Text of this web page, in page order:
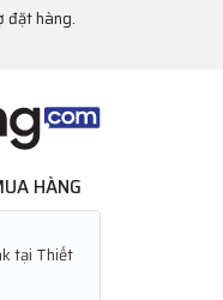
đặt hàng.
HÀNG
tại Thiết